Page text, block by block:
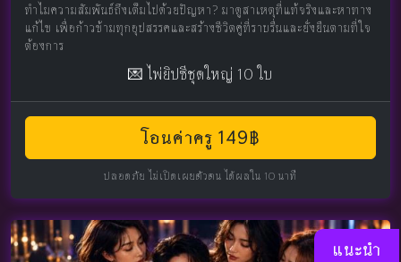
ทำไมความสัมพันธ์ถึงเต็มไปด้วยปัญหา? มาดูสาเหตุที่แท้จริงและหาทาง
แก้ไข เพื่อก้าวข้ามทุกอุปสรรคและสร้างชีวิตคู่ที่ราบรื่นและยั่งยืนตามที่ใจ
ต้องการ
💌 ไพ่ยิปซีชุดใหญ่ 10 ใบ
โอนค่าครู 149฿
ปลอดภัย ไม่เปิดเผยตัวตน ได้ผลใน 10 นาที
แนะนำ